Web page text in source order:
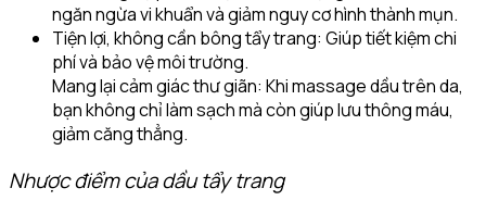
ngăn ngừa vi khuẩn và giảm nguy cơ hình thành mụn.
Tiện lợi, không cần bông tẩy trang: Giúp tiết kiệm chi
phí và bảo vệ môi trường.
Mang lại cảm giác thư giãn: Khi massage dầu trên da,
bạn không chỉ làm sạch mà còn giúp lưu thông máu,
giảm căng thẳng.
Nhược điểm của dầu tẩy trang